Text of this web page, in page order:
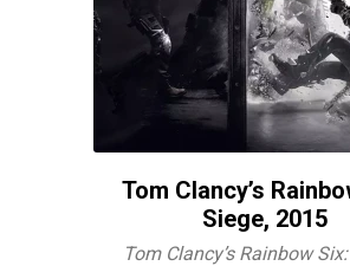
Tom Clancy’s
Siege, 2015
Tom Clancy’s Rainbow